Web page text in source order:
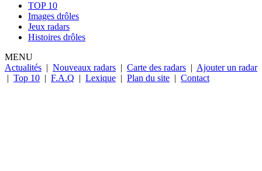
TOP 10
Images drôles
Jeux radars
Histoires drôles
MENU
Actualités | Nouveaux radars | Carte des radars | Ajouter un radar
| Top 10 | F.A.Q | Lexique | Plan du site | Contact